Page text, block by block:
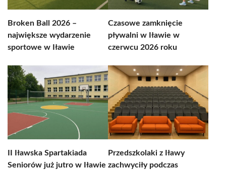
Broken Ball 2026 –
największe wydarzenie
sportowe w Iławie
Czasowe zamknięcie
pływalni w Iławie w
czerwcu 2026 roku
II Iławska Spartakiada
Seniorów już jutro w Iławie
Przedszkolaki z Iławy
zachwyciły podczas